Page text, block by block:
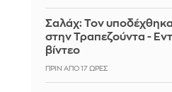
Σαλάχ: Τον
στην Τραπεζούντα -
βίντεο
ΠΡΙΝ ΑΠΌ 17 ΏΡΕΣ